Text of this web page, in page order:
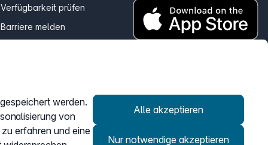
Verfügbarkeit prüfen
Barriere melden
Vertrag widerrufen
werden.
von
erfahren und eine
Alle akzeptieren
Nur notwendige akzeptieren